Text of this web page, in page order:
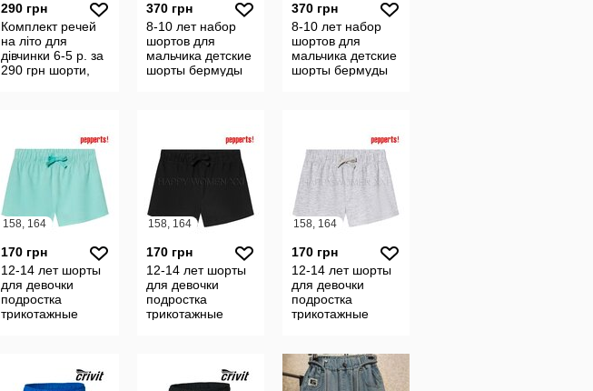
290 грн
Комплект речей
на літо для
дівчинки 6-5 р. за
290 грн шорти,
370 грн
8-10 лет набор
шортов для
мальчика детские
шорты бермуды
370 грн
8-10 лет набор
шортов для
мальчика детские
шорты бермуды
158, 164
170 грн
12-14 лет шорты
для девочки
подростка
трикотажные
158, 164
170 грн
12-14 лет шорты
для девочки
подростка
трикотажные
158, 164
170 грн
12-14 лет шорты
для девочки
подростка
трикотажные
школа спорт дом
пижамные